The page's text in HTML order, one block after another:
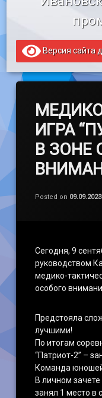
Версия сайта
ИГРА
В ЗОНЕ
Posted on 09.09.2023
Сегодня, 9
руководством
медико-
особого
Предстояла
лучшими!
По итогам
“Патриот-2” –
Команда юношей
В личном
занял 1 место в